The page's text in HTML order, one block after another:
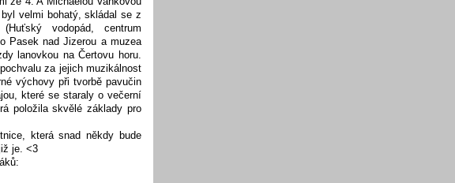
velmi bohatý, skládal se z
vodopád, centrum
Pasek nad Jizerou a muzea
lanovkou na Čertovu horu.
za jejich muzikálnost
výchovy při tvorbě pavučin
které se staraly o večerní
položila skvělé základy pro
která snad někdy bude
je. <3